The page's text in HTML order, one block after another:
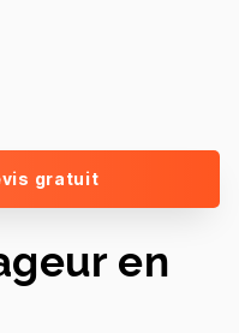
gratuit
en